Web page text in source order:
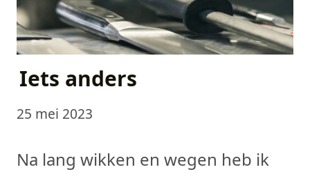
Iets anders
25 mei 2023
Na lang wikken en wegen heb ik